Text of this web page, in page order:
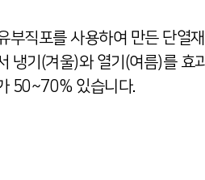
부직포를 사용하여 만든 단열
냉기(겨울)와 열기(여름)를 효
50~70% 있습니다.